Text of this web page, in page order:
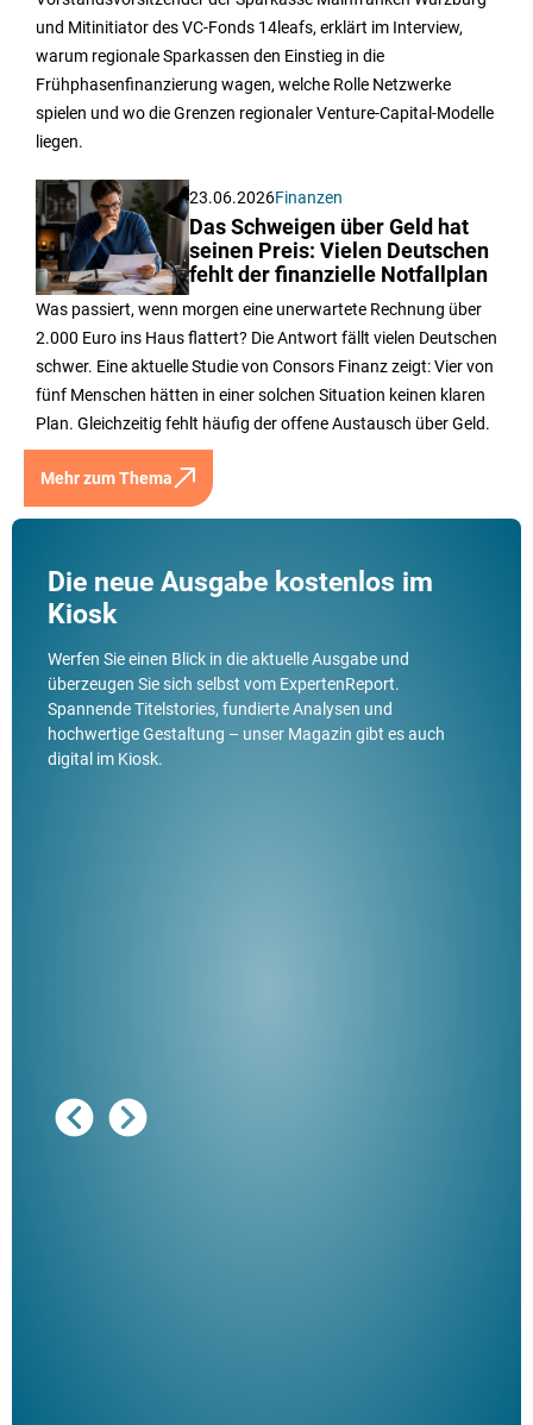
und Mitinitiator des VC-Fonds 14leafs, erklärt im Interview,
warum regionale Sparkassen den Einstieg in die
Frühphasenfinanzierung wagen, welche Rolle Netzwerke
spielen und wo die Grenzen regionaler Venture-Capital-Modelle
liegen.
23.06.2026Finanzen
Das Schweigen über Geld hat
seinen Preis: Vielen Deutschen
fehlt der finanzielle Notfallplan
Was passiert, wenn morgen eine unerwartete Rechnung über
2.000 Euro ins Haus flattert? Die Antwort fällt vielen Deutschen
schwer. Eine aktuelle Studie von Consors Finanz zeigt: Vier von
fünf Menschen hätten in einer solchen Situation keinen klaren
Plan. Gleichzeitig fehlt häufig der offene Austausch über Geld.
Mehr zum Thema
Die neue Ausgabe kostenlos im
Kiosk
Werfen Sie einen Blick in die aktuelle Ausgabe und
überzeugen Sie sich selbst vom ExpertenReport.
Spannende Titelstories, fundierte Analysen und
hochwertige Gestaltung – unser Magazin gibt es auch
digital im Kiosk.